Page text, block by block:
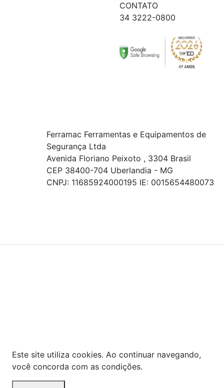
CONTATO
34 3222-0800
Ferramac Ferramentas e Equipamentos de
Segurança Ltda
Avenida Floriano Peixoto , 3304 Brasil
CEP 38400-704 Uberlandia - MG
CNPJ: 11685924000195 IE: 0015654480073
Este site utiliza cookies. Ao continuar navegando,
você concorda com as condições.